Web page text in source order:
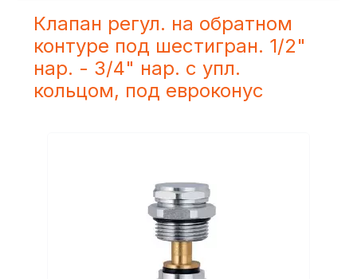
Клапан регул. на обратном
контуре под шестигран. 1/2"
нар. - 3/4" нар. с упл.
кольцом, под евроконус